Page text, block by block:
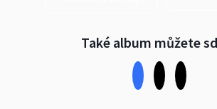
Také album můžete